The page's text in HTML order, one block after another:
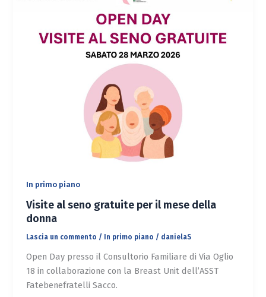
In primo piano
Visite al seno gratuite per il mese della
donna
Lascia un commento / In primo piano / danielaS
Open Day presso il Consultorio Familiare di Via Oglio
18 in collaborazione con la Breast Unit dell’ASST
Fatebenefratelli Sacco.